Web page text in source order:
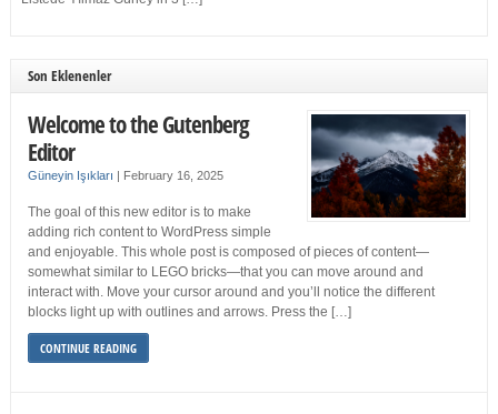
Son Eklenenler
Welcome to the Gutenberg
Editor
Güneyin Işıkları | February 16, 2025
The goal of this new editor is to make
adding rich content to WordPress simple
and enjoyable. This whole post is composed of pieces of content—
somewhat similar to LEGO bricks—that you can move around and
interact with. Move your cursor around and you’ll notice the different
blocks light up with outlines and arrows. Press the […]
CONTINUE READING